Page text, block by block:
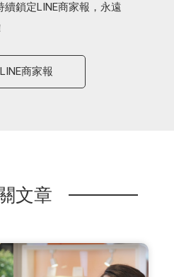
鎖定LINE商家報，永遠
商家報
文章